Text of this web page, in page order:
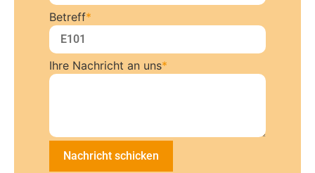
Betreff*
Ihre Nachricht an uns*
Nachricht schicken